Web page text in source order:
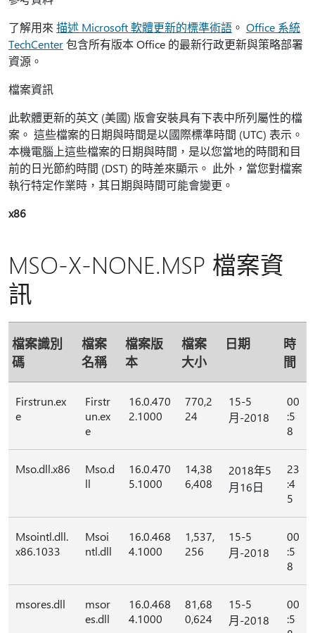
了解用來 描述 Microsoft 軟體更新的標準術語 。 Office 系統
TechCenter包含所有版本 Office 的最新行政更新與策略部署
資源。
檔案資訊
此軟體更新的英文 (美國) 版會安裝具有下表中所列屬性的檔
案。 這些檔案的日期與時間是以國際標準時間 (UTC) 表示。
本機電腦上這些檔案的日期與時間，是以您當地的時間和目
前的日光節約時間 (DST) 的時差來顯示。 此外，當您對檔案
執行特定作業時，其日期與時間可能會變更。
x86
MSO-X-NONE.MSP 檔案資
訊
檔案識別
碼
檔案
名稱
檔案版
本
檔案
大小
日期
時
間
Firstrun.ex
e
Firstr
un.ex
e
16.0.470
2.1000
770,2
24
15-5
月-2018
00
:5
8
Mso.dll.x86
Mso.d
ll
16.0.470
5.1000
14,38
6,408
2018年5
月16日
23
:4
5
Msointl.dll.
x86.1033
Msoi
ntl.dll
16.0.468
4.1000
1,537,
256
15-5
月-2018
00
:5
8
msores.dll
msor
es.dll
16.0.468
4.1000
81,68
0,624
15-5
月-2018
00
:5